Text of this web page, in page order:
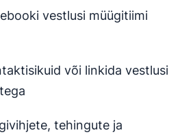
vestlusi müügitiimi
või linkida vestlusi
tehingute ja